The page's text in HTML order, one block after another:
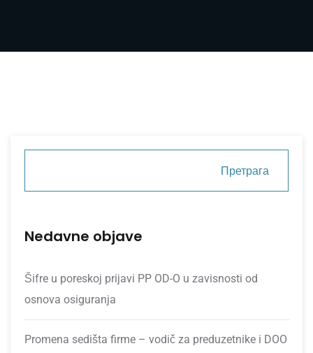
Претрага
Nedavne objave
Šifre u poreskoj prijavi PP OD-O u zavisnosti od
osnova osiguranja
Promena sedišta firme – vodič za preduzetnike i DOO